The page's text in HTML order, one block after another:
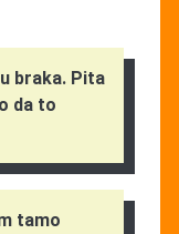
braka. Pita
da to
tamo